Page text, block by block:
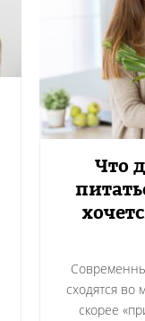
Что
сходятся
скорее